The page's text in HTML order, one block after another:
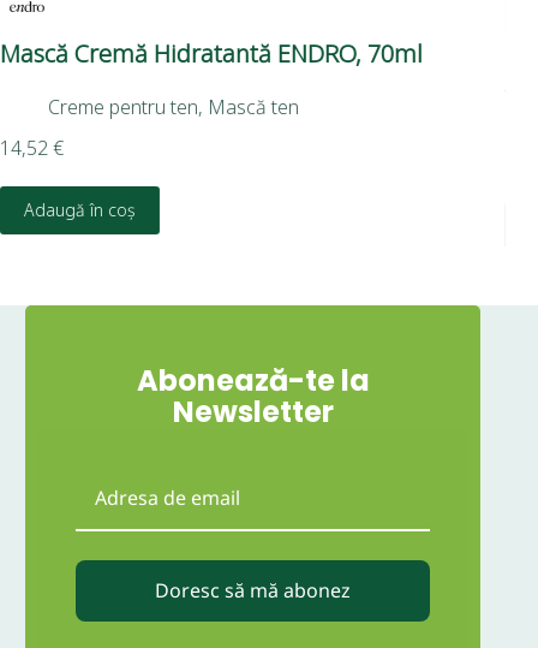
Mască Cremă Hidratantă ENDRO, 70ml
Creme pentru ten, Mască ten
14,52€
Adaugă în coș
Abonează-te la
Newsletter
Doresc să mă abonez